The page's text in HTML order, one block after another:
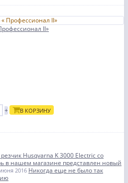
II»
+ В КОРЗИНУ
Husqvarna K 3000 Electric со
в нашем магазине представлен новый
2016 Никогда еще не было так